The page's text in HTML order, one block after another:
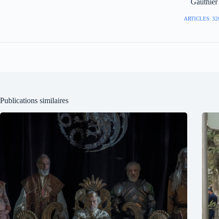
Gauthier
ARTICLES:
Publications similaires